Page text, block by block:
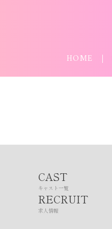
HOME
CAST
キャスト一覧
RECRUIT
求人情報